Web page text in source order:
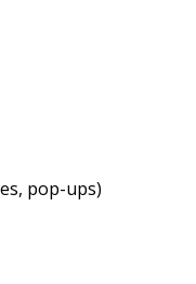
pop-ups)